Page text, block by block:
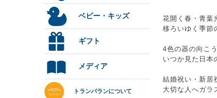
ベビー・キッズ
ギフト
メディア
トランパランについて
花開く春・青葉
移ろいゆく季節
4色の器の向こ
いつか見た日本
結婚祝い・新居
大切な人へガラ